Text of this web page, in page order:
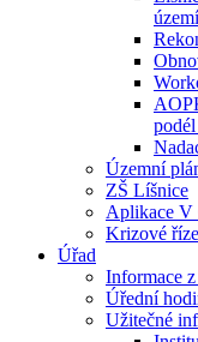
Územní
ZŠ Líšnice
Aplikace
Krizové
Úřad
Informace
Úřední
Užitečné